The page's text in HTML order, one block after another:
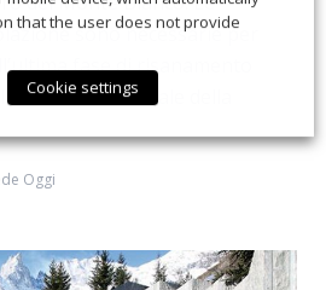
sono necessarie per
fase di risanamento
nel tratto centrale della
Oggi
that the user does not provide
Cookie settings